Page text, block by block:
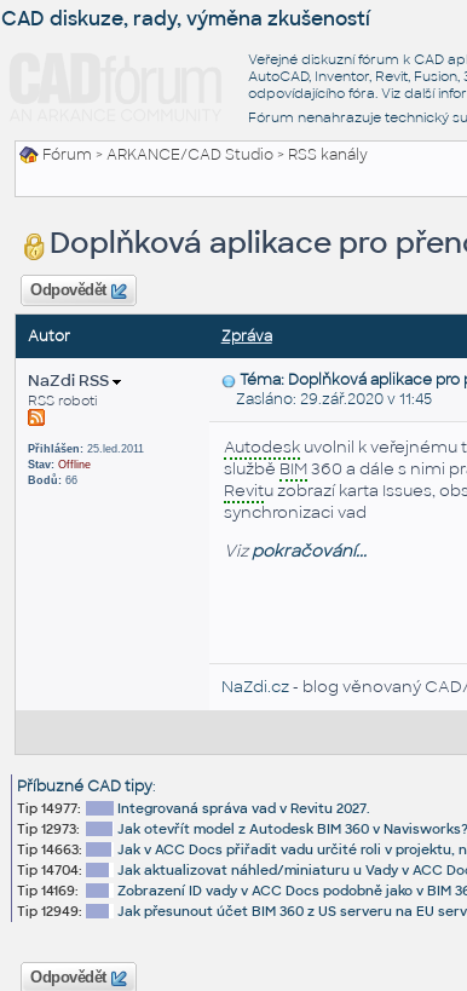
CAD diskuze, rady, výměna zkušeností
Veřejné diskuzní fórum k CAD
AutoCAD, Inventor, Revit,
odpovídajícího fóra. Viz další
Fórum nenahrazuje technický
Fórum >ARKANCE/CAD Studio> RSS kanály
Doplňková aplikace pro
Odpovědět
Autor Zpráva
NaZdi RSS
RSS roboti
Přihlášen:25.led.2011
Stav: Offline
Bodů:66
Téma: Doplňková aplikace pro
Zasláno: 29.zář.2020 v 11:45
Autodeskuvolnil k veřejnému
službě BIM360 a dále s nimi
Revitu zobrazí karta Issues,
synchronizaci vad
Vizpokračování...
NaZdi.cz- blog věnovaný
Příbuzné CAD tipy:
Tip 14977:
Integrovaná správa vad v Revitu 2027.
Tip 12973:
Jak otevřít model z Autodesk BIM 360 v Navisworks?
Tip 14663:
Jak v ACC Docs přiřadit vadu určité roli v projektu,
Tip 14704:
Jak aktualizovat náhled/miniaturu u Vady v ACC
Tip 14169:
Zobrazení ID vady v ACC Docs podobně jako v BIM
Tip 12949:
Jak přesunout účet BIM 360 z US serveru na EU
Odpovědět